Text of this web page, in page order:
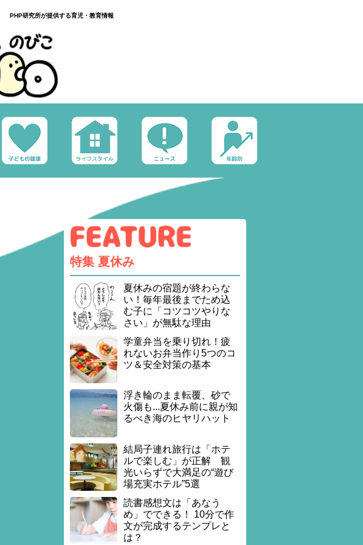
PHP研究所が提供する育児・教育情報
特集 夏休み
夏休みの宿題が終わらな
い！毎年最後までため込
む子に「コツコツやりな
さい」が無駄な理由
学童弁当を乗り切れ！疲
れないお弁当作り5つのコ
ツ＆安全対策の基本
浮き輪のまま転覆、砂で
火傷も...夏休み前に親が知
るべき海のヒヤリハット
結局子連れ旅行は「ホテ
ルで楽しむ」が正解 観
光いらずで大満足の“遊び
場充実ホテル”5選
読書感想文は「あなう
め」でできる！ 10分で作
文が完成するテンプレと
は？